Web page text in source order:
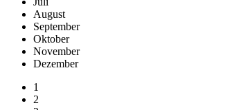
August
September
Oktober
November
Dezember
1
2